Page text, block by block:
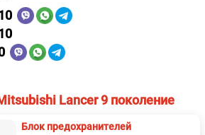
Lancer 9 поколение
Блок предохранителей